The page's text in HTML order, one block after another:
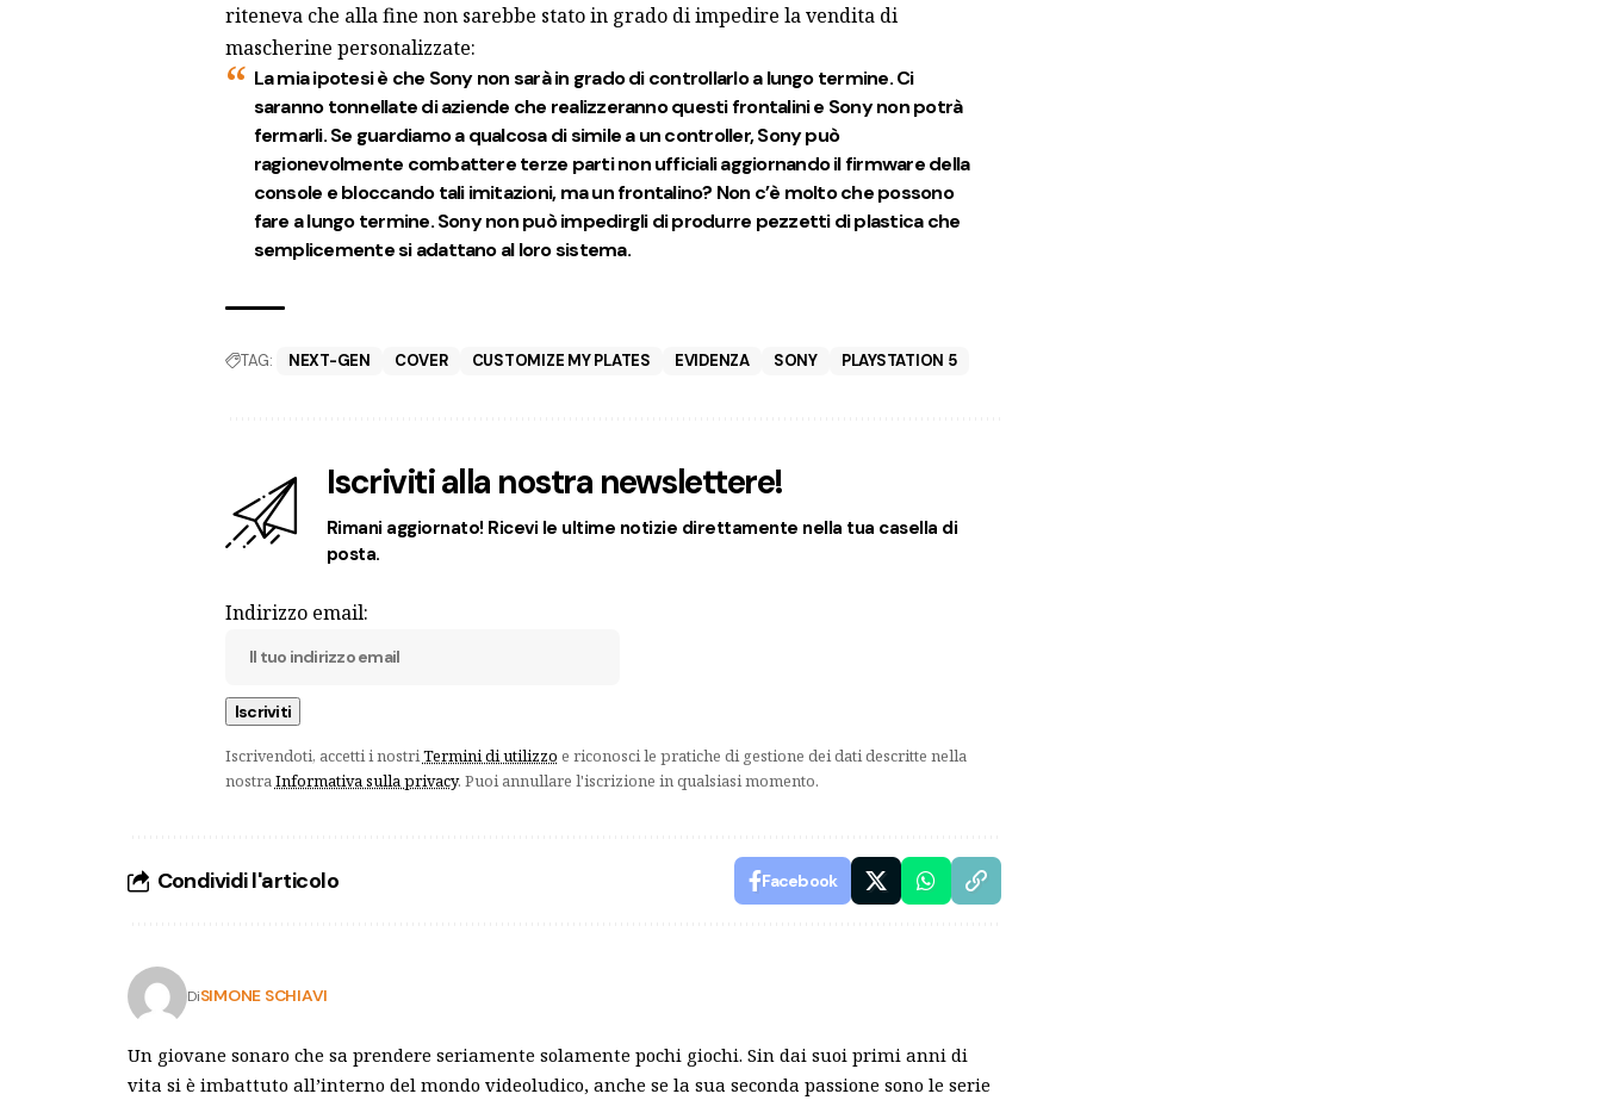
riteneva che alla fine non sarebbe stato in grado di impedire la vendita di
mascherine personalizzate:
La mia ipotesi è che Sony non sarà in grado di controllarlo a lungo termine. Ci
saranno tonnellate di aziende che realizzeranno questi frontalini e Sony non potrà
fermarli. Se guardiamo a qualcosa di simile a un controller, Sony può
ragionevolmente combattere terze parti non ufficiali aggiornando il firmware della
console e bloccando tali imitazioni, ma un frontalino? Non c’è molto che possono
fare a lungo termine. Sony non può impedirgli di produrre pezzetti di plastica che
semplicemente si adattano al loro sistema.
TAG: NEXT-GEN COVER CUSTOMIZE MY PLATES EVIDENZA SONY PLAYSTATION 5
Iscriviti alla nostra newslettere!
Rimani aggiornato! Ricevi le ultime notizie direttamente nella tua casella di
posta.
Indirizzo email:
Iscrivendoti, accetti i nostriTermini di utilizzo e riconosci le pratiche di gestione dei dati descritte nella
nostraInformativa sulla privacy. Puoi annullare l'iscrizione in qualsiasi momento.
Condividi l'articolo Facebook
DiSIMONE SCHIAVI
Un giovane sonaro che sa prendere seriamente solamente pochi giochi. Sin dai suoi primi anni di
vita si è imbattuto all’interno del mondo videoludico, anche se la sua seconda passione sono le serie